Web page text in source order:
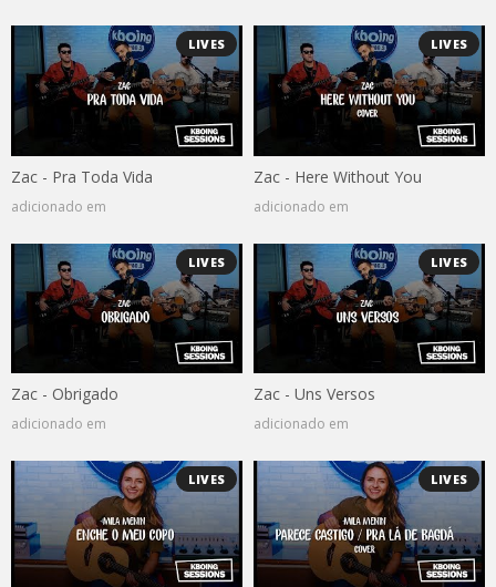
LIVES
Zac - Pra Toda Vida
adicionado em
LIVES
Zac - Here Without You
adicionado em
LIVES
Zac - Obrigado
adicionado em
LIVES
Zac - Uns Versos
adicionado em
LIVES LIVES